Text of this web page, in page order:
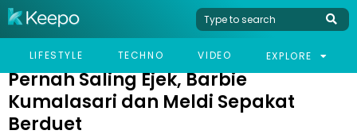
LIFESTYLE TECHNO VIDEO EXPLORE
HOME CELEB
PERNAH SALING EJEK, BARBIE KUMALASARI DAN MELDI SEPAKAT
Pernah Saling Ejek, Barbie
Kumalasari dan Meldi Sepakat
Berduet